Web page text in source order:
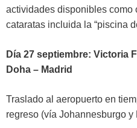
actividades disponibles como
cataratas incluida la “piscina
Día 27 septiembre: Victoria
Doha – Madrid
Traslado al aeropuerto en
regreso (vía Johannesburgo y